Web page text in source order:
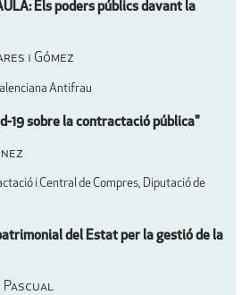
Els poders públics davant la
i Gómez
Antifrau
19 sobre la contractació pública"
i Central de Compres, Diputació de
del Estat per la gestió de la
Pascual